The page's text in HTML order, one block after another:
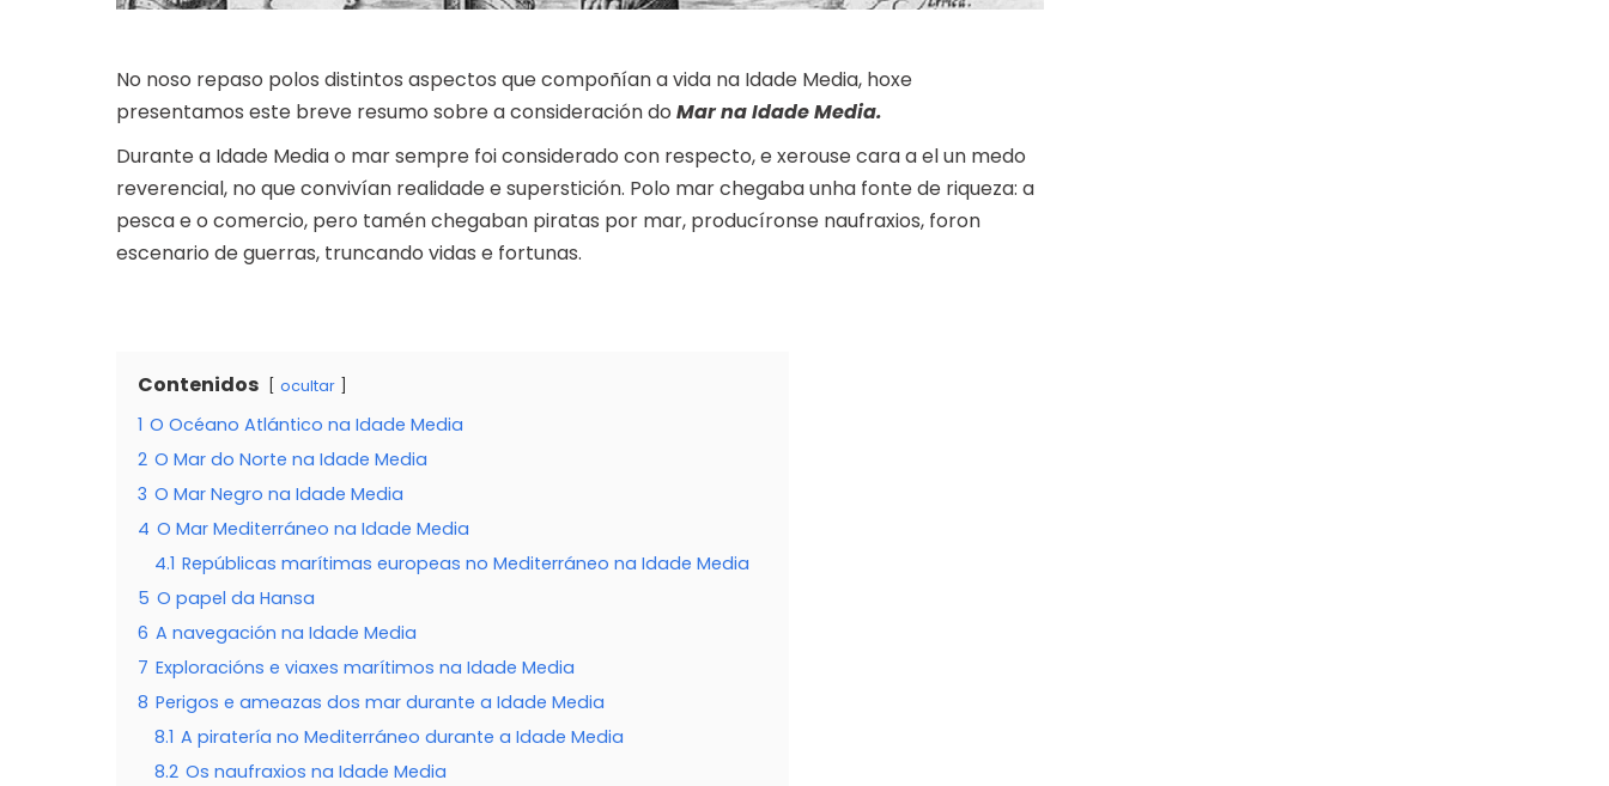
No noso repaso polos distintos aspectos que compoñían a vida na Idade Media, hoxe
presentamos este breve resumo sobre a consideración do Mar na Idade Media.
Durante a Idade Media o mar sempre foi considerado con respecto, e xerouse cara a el un medo
reverencial, no que convivían realidade e superstición. Polo mar chegaba unha fonte de riqueza: a
pesca e o comercio, pero tamén chegaban piratas por mar, producíronse naufraxios, foron
escenario de guerras, truncando vidas e fortunas.
Contenidos ocultar
1 O Océano Atlántico na Idade Media
2 O Mar do Norte na Idade Media
3 O Mar Negro na Idade Media
4 O Mar Mediterráneo na Idade Media
4.1 Repúblicas marítimas europeas no Mediterráneo na Idade Media
5 O papel da Hansa
6 A navegación na Idade Media
7 Exploracións e viaxes marítimos na Idade Media
8 Perigos e ameazas dos mar durante a Idade Media
8.1 A piratería no Mediterráneo durante a Idade Media
8.2 Os naufraxios na Idade Media